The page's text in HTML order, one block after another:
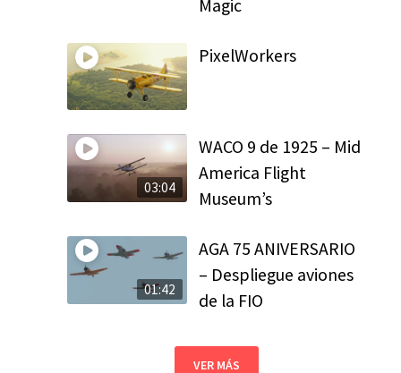
Magic
PixelWorkers
03:04
WACO 9 de 1925 – Mid
America Flight
Museum’s
01:42
AGA 75 ANIVERSARIO
– Despliegue aviones
de la FIO
VER MÁS